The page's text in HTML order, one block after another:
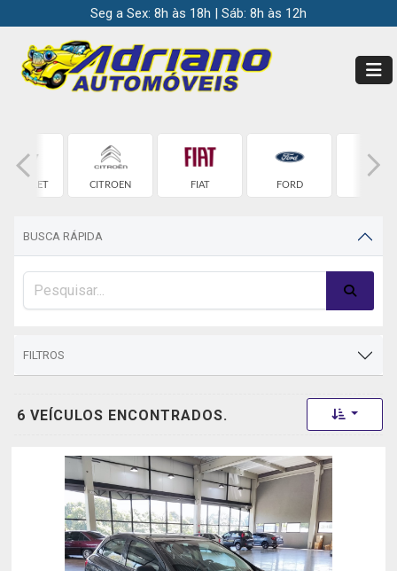
Seg a Sex: 8h às 18h | Sáb: 8h às 12h
CITROEN FIAT FORD
BUSCA RÁPIDA
FILTROS
6 VEÍCULOS ENCONTRADOS. Toggle